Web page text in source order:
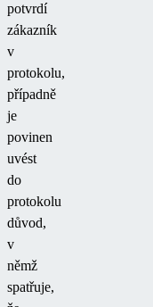
potvrdí
zákazník
v
protokolu,
případně
je
povinen
uvést
do
protokolu
důvod,
v
němž
spatřuje,